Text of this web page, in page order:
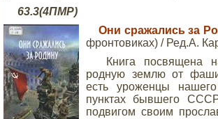
63.3(4ПМР)
Они сражались за
фронтовиках) / Ред.А.
Книга посвящена
родную землю от
есть уроженцы
пунктах бывшего
подвигом своим